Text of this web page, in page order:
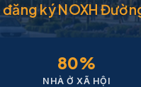
ký NOXH
80%
NHÀ Ở XÃ HỘI